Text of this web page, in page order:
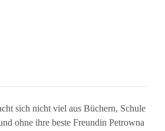
sich nicht viel aus Büchern, Schule
ohne ihre beste Freundin Petrowna